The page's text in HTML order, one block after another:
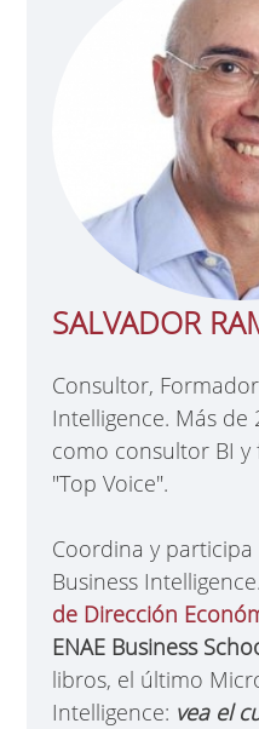
SALVADOR
Consultor,
Intelligence. Más de
como consultor BI
"Top Voice".
Coordina y
Business
de Dirección
ENAE Business
libros, el último
Intelligence: vea el